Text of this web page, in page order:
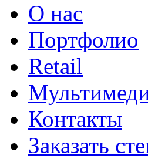
О нас
Портфолио
Retail
Контакты
Заказать